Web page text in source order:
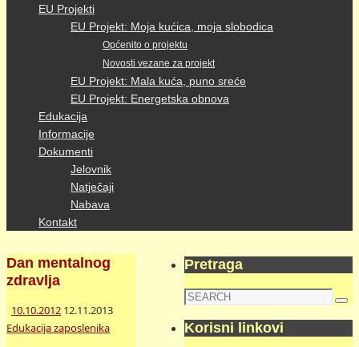
contentEU Projekti
EU Projekt: Moja kućica, moja slobodica
Općenito o projektu
Novosti vezane za projekt
EU Projekt: Mala kuća, puno sreće
EU Projekt: Energetska obnova
Edukacija
Informacije
Dokumenti
Jelovnik
Natječaji
Nabava
Kontakt
Dan mentalnog
zdravlja
10.10.2012 12.11.2013
Edukacija zaposlenika
Pretraga
Search
Korisni linkovi